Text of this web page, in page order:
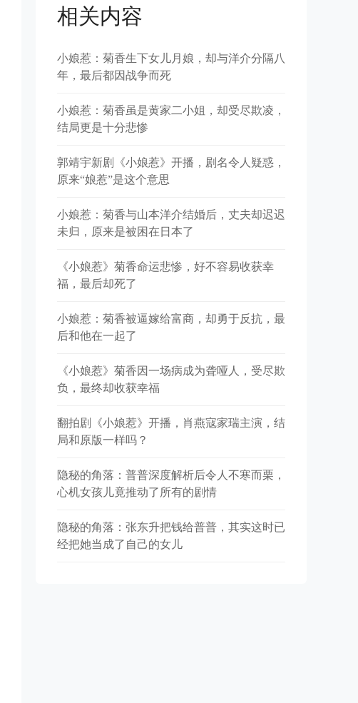
相关内容
小娘惹：菊香生下女儿月娘，却与洋介分隔八
年，最后都因战争而死
小娘惹：菊香虽是黄家二小姐，却受尽欺凌，
结局更是十分悲惨
郭靖宇新剧《小娘惹》开播，剧名令人疑惑，
原来“娘惹”是这个意思
小娘惹：菊香与山本洋介结婚后，丈夫却迟迟
未归，原来是被困在日本了
《小娘惹》菊香命运悲惨，好不容易收获幸
福，最后却死了
小娘惹：菊香被逼嫁给富商，却勇于反抗，最
后和他在一起了
《小娘惹》菊香因一场病成为聋哑人，受尽欺
负，最终却收获幸福
翻拍剧《小娘惹》开播，肖燕寇家瑞主演，结
局和原版一样吗？
隐秘的角落：普普深度解析后令人不寒而栗，
心机女孩儿竟推动了所有的剧情
隐秘的角落：张东升把钱给普普，其实这时已
经把她当成了自己的女儿